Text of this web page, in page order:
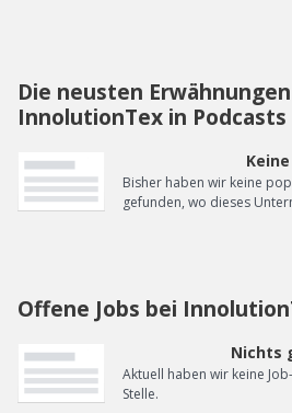
Die neusten
InnolutionTex in Podcasts
Bisher haben wir keine
gefunden, wo dieses
Offene Jobs bei
Nichts
Aktuell haben wir keine
Stelle.